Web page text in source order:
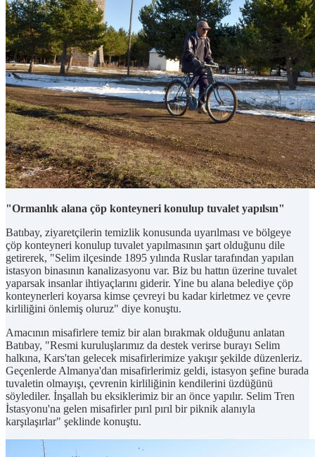
"Ormanlık alana çöp konteyneri konulup tuvalet yapılsın"
Batıbay, ziyaretçilerin temizlik konusunda uyarılması ve bölgeye
çöp konteyneri konulup tuvalet yapılmasının şart olduğunu dile
getirerek, "Selim ilçesinde 1895 yılında Ruslar tarafından yapılan
istasyon binasının kanalizasyonu var. Biz bu hattın üzerine tuvalet
yaparsak insanlar ihtiyaçlarını giderir. Yine bu alana belediye çöp
konteynerleri koyarsa kimse çevreyi bu kadar kirletmez ve çevre
kirliliğini önlemiş oluruz" diye konuştu.
Amacının misafirlere temiz bir alan bırakmak olduğunu anlatan
Batıbay, "Resmi kuruluşlarımız da destek verirse burayı Selim
halkına, Kars'tan gelecek misafirlerimize yakışır şekilde düzenleriz.
Geçenlerde Almanya'dan misafirlerimiz geldi, istasyon şefine burada
tuvaletin olmayışı, çevrenin kirliliğinin kendilerini üzdüğünü
söylediler. İnşallah bu eksiklerimiz bir an önce yapılır. Selim Tren
İstasyonu'na gelen misafirler pırıl pırıl bir piknik alanıyla
karşılaşırlar" şeklinde konuştu.